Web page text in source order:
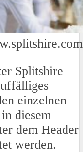
Splitshire
einzelnen
diesem
dem Header
werden.